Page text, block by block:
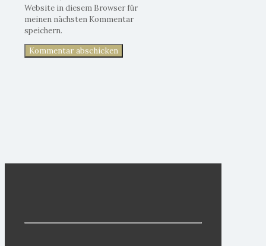
Website in diesem Browser für
meinen nächsten Kommentar
speichern.